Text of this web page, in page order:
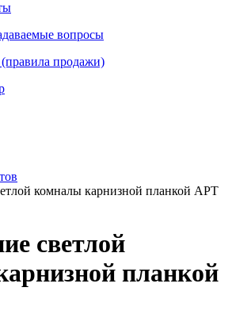
вопросы
продажи)
комналы карнизной планкой АРТ
светлой
планкой